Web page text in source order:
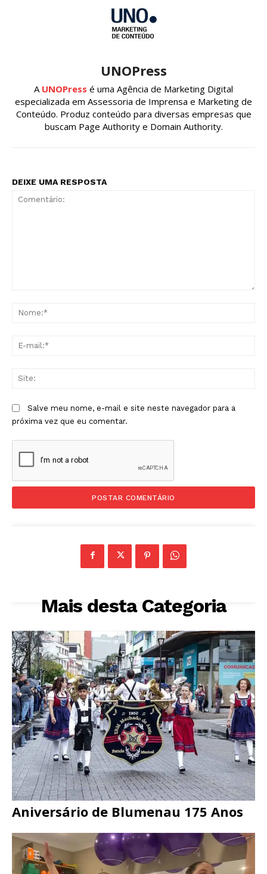
UNOPress
A UNOPress é uma Agência de Marketing Digital
especializada em Assessoria de Imprensa e Marketing de
Conteúdo. Produz conteúdo para diversas empresas que
buscam Page Authority e Domain Authority.
DEIXE UMA RESPOSTA
Salve meu nome, e-mail e site neste navegador para a
próxima vez que eu comentar.
Mais desta Categoria
Aniversário de Blumenau 175 Anos